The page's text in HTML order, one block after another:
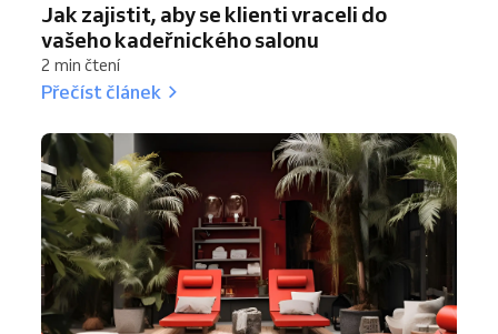
Jak zajistit, aby se klienti vraceli do
vašeho kadeřnického salonu
2 min čtení
Přečíst článek